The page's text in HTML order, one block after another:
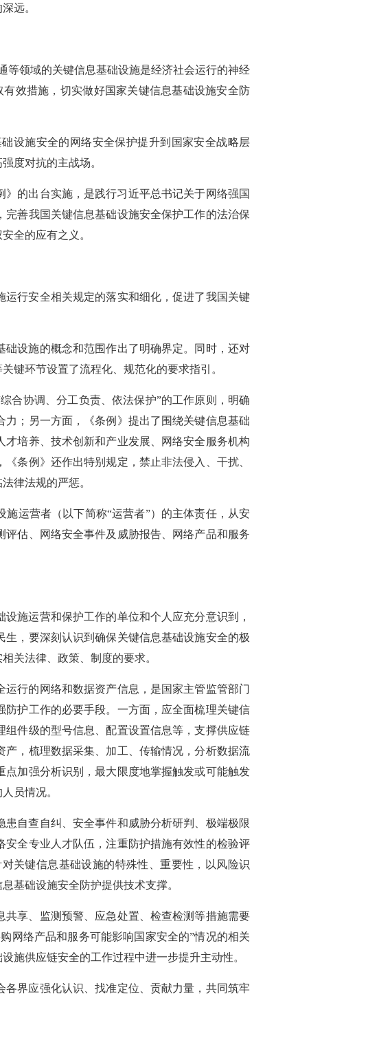
远。
等领域的关键信息基础设施是经济社会运行的神经
效措施，切实做好国家关键信息基础设施安全防
设施安全的网络安全保护提升到国家安全战略层
度对抗的主战场。
的出台实施，是践行习近平总书记关于网络强国
善我国关键信息基础设施安全保护工作的法治保
全的应有之义。
运行安全相关规定的落实和细化，促进了我国关键
础设施的概念和范围作出了明确界定。同时，还对
键环节设置了流程化、规范化的要求指引。
合协调、分工负责、依法保护”的工作原则，明确
；另一方面，《条例》提出了围绕关键信息基础
培养、技术创新和产业发展、网络安全服务机构
条例》还作出特别规定，禁止非法侵入、干扰、
律法规的严惩。
运营者（以下简称“运营者”）的主体责任，从安
估、网络安全事件及威胁报告、网络产品和服务
施运营和保护工作的单位和个人应充分意识到，
，要深刻认识到确保关键信息基础设施安全的极
关法律、政策、制度的要求。
行的网络和数据资产信息，是国家主管监管部门
护工作的必要手段。一方面，应全面梳理关键信
件级的型号信息、配置设置信息等，支撑供应链
，梳理数据采集、加工、传输情况，分析数据流
加强分析识别，最大限度地掌握触发或可能触发
员情况。
自查自纠、安全事件和威胁分析研判、极端极限
全专业人才队伍，注重防护措施有效性的检验评
关键信息基础设施的特殊性、重要性，以风险识
基础设施安全防护提供技术支撑。
享、监测预警、应急处置、检查检测等措施需要
网络产品和服务可能影响国家安全的”情况的相关
施供应链安全的工作过程中进一步提升主动性。
界应强化认识、找准定位、贡献力量，共同筑牢